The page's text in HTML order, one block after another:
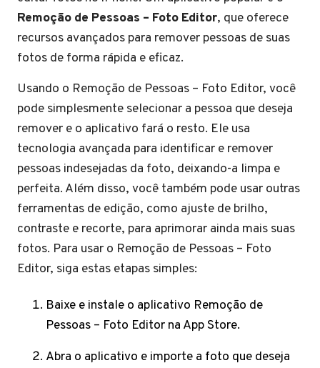
Remoção de Pessoas – Foto Editor, que oferece
recursos avançados para remover pessoas de suas
fotos de forma rápida e eficaz.
Usando o Remoção de Pessoas – Foto Editor, você
pode simplesmente selecionar a pessoa que deseja
remover e o aplicativo fará o resto. Ele usa
tecnologia avançada para identificar e remover
pessoas indesejadas da foto, deixando-a limpa e
perfeita. Além disso, você também pode usar outras
ferramentas de edição, como ajuste de brilho,
contraste e recorte, para aprimorar ainda mais suas
fotos. Para usar o Remoção de Pessoas – Foto
Editor, siga estas etapas simples:
Baixe e instale o aplicativo Remoção de
Pessoas – Foto Editor na App Store.
Abra o aplicativo e importe a foto que deseja